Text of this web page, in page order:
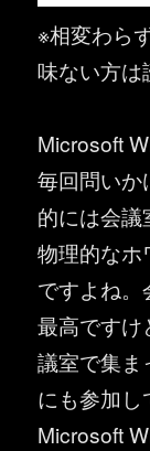
※相変わら
味ない方は
Microsoft
毎回問いか
的には会議
物理的なホ
ですよね
最高ですけ
議室で集ま
にも参加
Microsoft